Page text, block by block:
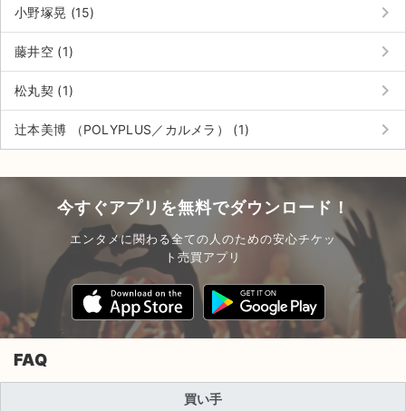
小野塚晃 (15) keyboard_arrow_right
藤井空 (1) keyboard_arrow_right
松丸契 (1) keyboard_arrow_right
辻本美博 （POLYPLUS／カルメラ） (1) keyboard_arrow_right
今すぐアプリを無料でダウンロード！
エンタメに関わる全ての人のための安心チケッ
ト売買アプリ
FAQ
買い手